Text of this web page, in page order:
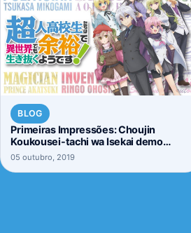
BLOG
Primeiras Impressões: Choujin
Koukousei-tachi wa Isekai demo
Yoyuu de Ikinuku you desu!
05 outubro, 2019